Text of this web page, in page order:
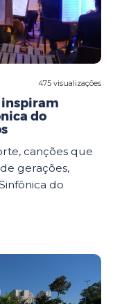
475 visualizações
inspiram
do
canções que
gerações,
do